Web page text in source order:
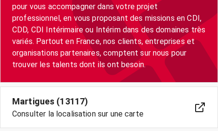
pour vous accompagner dans votre projet
professionnel, en vous proposant des missions en CDI,
CDD, CDI Intérimaire ou Intérim dans des domaines très
variés. Partout en France, nos clients, entreprises et
organisations partenaires, comptent sur nous pour
trouver les talents dont ils ont besoin.
Martigues (13117)
Consulter la localisation sur une carte